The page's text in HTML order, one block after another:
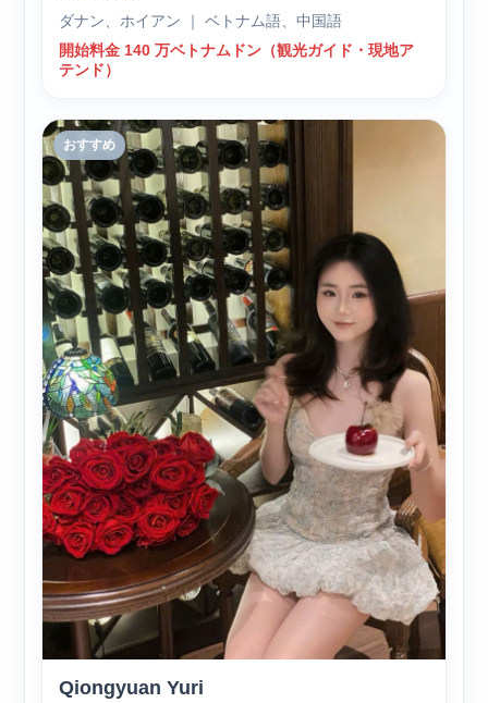
ダナン、ホイアン ｜ ベトナム語、中国語
開始料金 140 万ベトナムドン（観光ガイド・現地ア
テンド）
おすすめ
Qiongyuan Yuri